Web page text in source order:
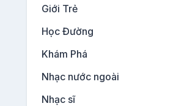
Giới Trẻ
Học Đường
Khám Phá
Nhạc nước ngoài
Nhạc sĩ